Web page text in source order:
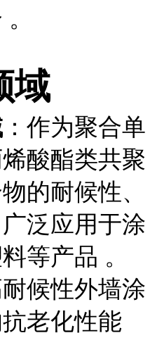
域
：作为聚合单
酸酯类共聚
的耐候性、
泛应用于涂
等产品 。
候性外墙涂
老化性能